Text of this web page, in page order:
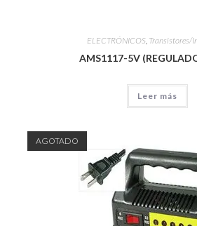
ELECTRÓNICOS, Transistores/
AMS1117-5V
Leer más
AGOTADO